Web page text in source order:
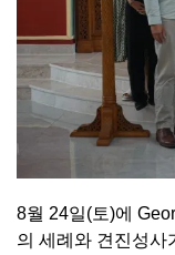
8월 24일(토)에
의 세례와 견진성사